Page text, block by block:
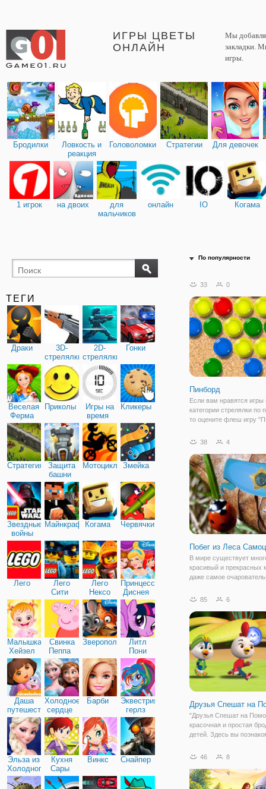
ИГРЫ ЦВЕТЫ
ОНЛАЙН
Мы
закладки.
игры.
Бродилки
Ловкость и
реакция
Головоломки Стратегии Для девочек
1 игрок на двоих
для
мальчиков
онлайн IO Когама
ТЕГИ
Драки
3D-
стрелялки
2D-
стрелялки
Гонки
Веселая
Ферма
Приколы
Игры на
время
Кликеры
Стратегия
Защита
башни
МотоциклыЗмейка
Звездные
войны
МайнкрафтКогама Червячки
Лего
Лего
Сити
Лего
Нексо
Найтс
Принцессы
Диснея
Малышка
Хейзел
Свинка
Пеппа
Зверополис
Литл
Пони
Дружба
Даша
путешественница
Холодное
сердце
Барби
Эквестрия
герлз
Эльза из
Холодного
сердца
Кухня
Сары
Винкс Снайпер
По популярности
33 0
Пинборд
Если вам нравятся игры
категории стрелялки по
то оцените флеш игру
не шарики, а красочные
хаотичном порядке,
очистить
38 4
Побег из Леса
В мире существует
красивый и прекрасных
даже самое
превратиться в
Самоцветов", вы
волшебном и цветущем
85 6
Друзья Спешат на
"Друзья Спешат на
красочная и простая
детей. Здесь вы
Род, Пенни и Броуди,
гнезда от вторжения
46 8